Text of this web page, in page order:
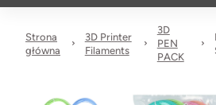
Strona
główna
3D Printer
Filaments
3D
PEN
PACK